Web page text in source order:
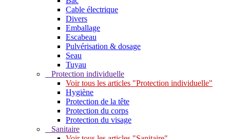
Cable électrique
Divers
Emballage
Escabeau
Pulvérisation & dosage
Seau
Tuyau
Protection individuelle
Voir tous les articles "Protection individuelle"
Hygiène
Protection de la tête
Protection du corps
Protection du visage
Sanitaire